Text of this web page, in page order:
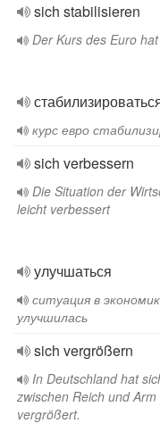
sich stabilisieren
Der Kurs des Euro
курс евро
sich verbessern
Die Situation der
leicht verbessert
улучшаться
ситуация в
улучшилась
sich vergrößern
In Deutschland hat
zwischen Reich und
vergrößert.